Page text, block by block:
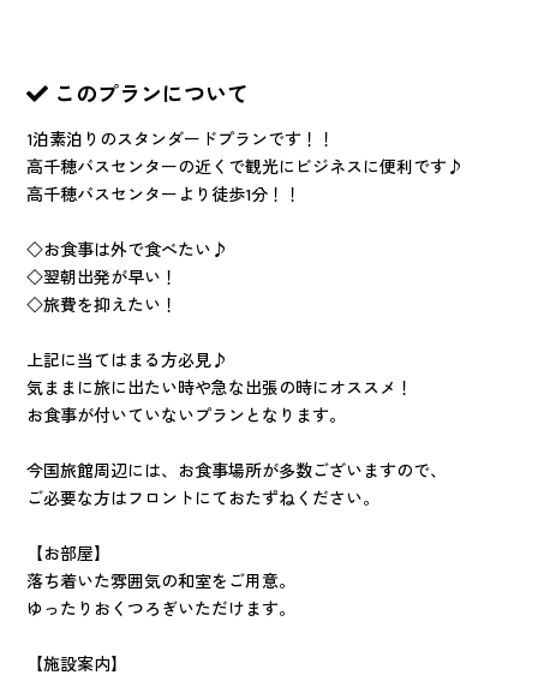
このプランについて
1泊素泊りのスタンダードプランです！！
高千穂バスセンターの近くで観光にビジネスに便利です♪
高千穂バスセンターより徒歩1分！！
◇お食事は外で食べたい♪
◇翌朝出発が早い！
◇旅費を抑えたい！
上記に当てはまる方必見♪
気ままに旅に出たい時や急な出張の時にオススメ！
お食事が付いていないプランとなります。
今国旅館周辺には、お食事場所が多数ございますので、
ご必要な方はフロントにておたずねください。
【お部屋】
落ち着いた雰囲気の和室をご用意。
ゆったりおくつろぎいただけます。
【施設案内】